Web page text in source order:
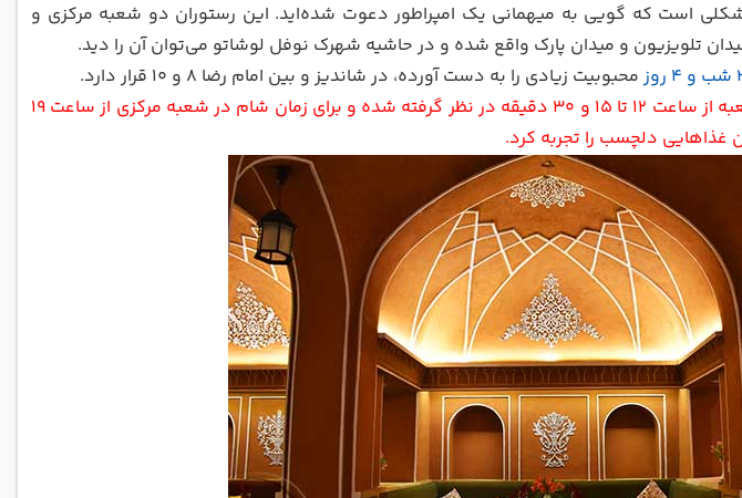
شکلی است که گویی به میهمانی یک امپراطور دعوت شده‌اید. این رستوران دو شعبه مرکزی و
تلویزیون و میدان پارک واقع شده و در حاشیه شهرک نوفل لوشاتو می‌توان آن را دید.
محبوبیت زیادی را به دست آورده، در شاندیز و بین امام رضا 8 و 10 قرار دارد.
ساعت کاری این رستوران برای ظهر در هر دو شعبه از ساعت 12 تا 15 و 30 دقیقه در نظر گرفته شده و برای زمان شام در شعبه مرکزی از ساعت 19